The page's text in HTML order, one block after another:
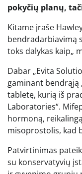
pokyčių planų,
Kitame įraše
bendradarbiavimą
toks dalykas kaip„
Dabar „Evita
gaminant bendrąją
tabletę, kurią iš
Laboratories“.
hormoną,
misoprostolis, kad
Patvirtinimas
su konservatyvių